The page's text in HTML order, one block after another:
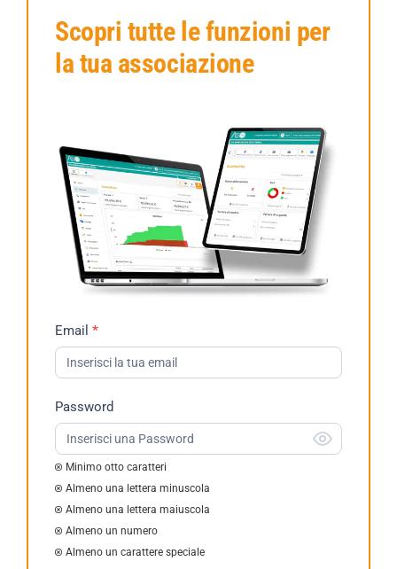
Scopri tutte le funzioni per
la tua associazione
Richiesta
Demo
2023
Email *
Password
Minimo otto caratteri
Almeno una lettera minuscola
Almeno una lettera maiuscola
Almeno un numero
Almeno un carattere speciale